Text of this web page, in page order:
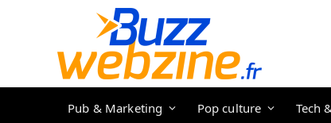
Pub & Marketing Pop culture Tech